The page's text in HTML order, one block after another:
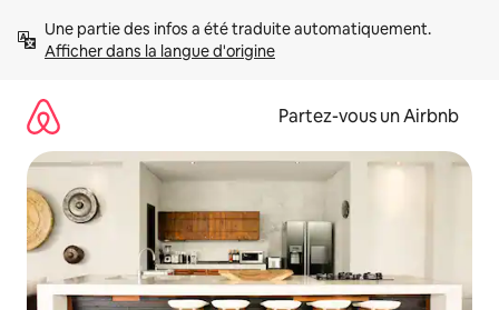
directement
Afficher dans la langue d'origine
Partez-vous un Airbnb